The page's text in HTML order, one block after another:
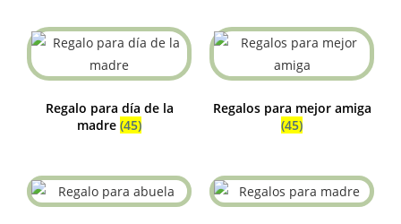
Regalo para día de la
madre (45)
Regalos para mejor amiga
(45)